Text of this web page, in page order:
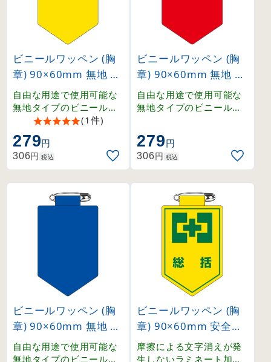
ビニールワッペン (胸
章) 90×60mm 無地 安
全ピン式 黄 (126103)
自由な用途で使用可能な
無地タイプのビニールワ
ッペン。
(1件)
279円
306円 税込
ビニールワッペン (胸
章) 90×60mm 無地 安
全ピン式 赤 (126104)
自由な用途で使用可能な
無地タイプのビニールワ
279円
306円 税込
ビニールワッペン (胸
章) 90×60mm 無地 安
全ピン式 青 (126105)
自由な用途で使用可能な
無地タイプのビニールワ
ビニールワッペン (胸
章) 90×60mm 安全ピ
ン式 総括 (126001)
摩擦による文字消えが発
生しないラミネート加工